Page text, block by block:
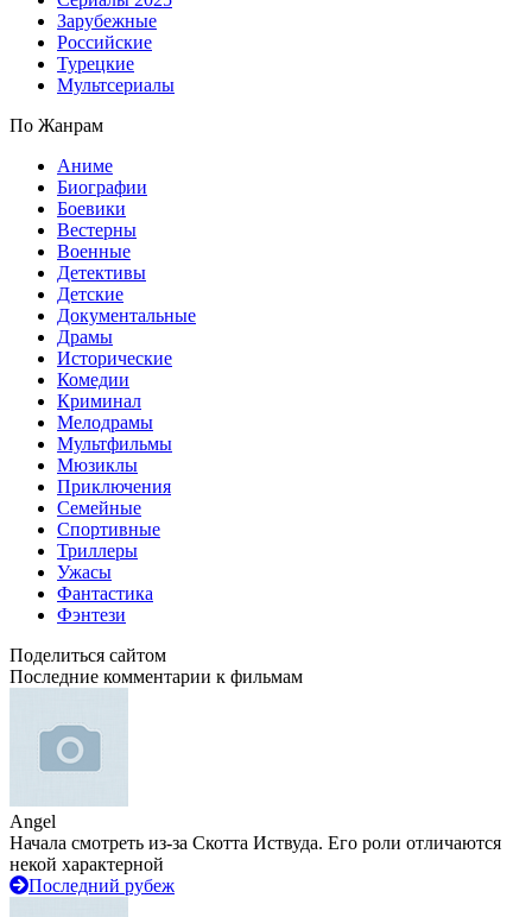
Зарубежные
Российские
Турецкие
Мультсериалы
По Жанрам
Аниме
Биографии
Боевики
Вестерны
Военные
Детективы
Детские
Документальные
Драмы
Исторические
Комедии
Криминал
Мелодрамы
Мультфильмы
Мюзиклы
Приключения
Семейные
Спортивные
Триллеры
Ужасы
Фантастика
Фэнтези
Поделиться сайтом
Последние комментарии к фильмам
Angel
Начала смотреть из-за Скотта Иствуда. Его роли отличаются
некой характерной
Последний рубеж